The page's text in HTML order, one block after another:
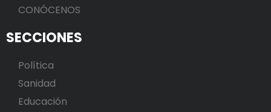
CONÓCENOS
SECCIONES
Política
Sanidad
Educación